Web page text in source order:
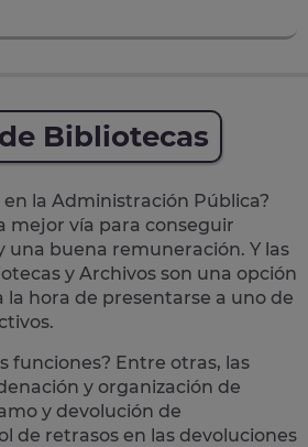
Bibliotecas
la Administración Pública?
mejor vía para conseguir
una buena remuneración. Y las
y Archivos son una opción
la hora de presentarse a uno de
funciones? Entre otras, las
y organización de
y devolución de
de retrasos en las devoluciones